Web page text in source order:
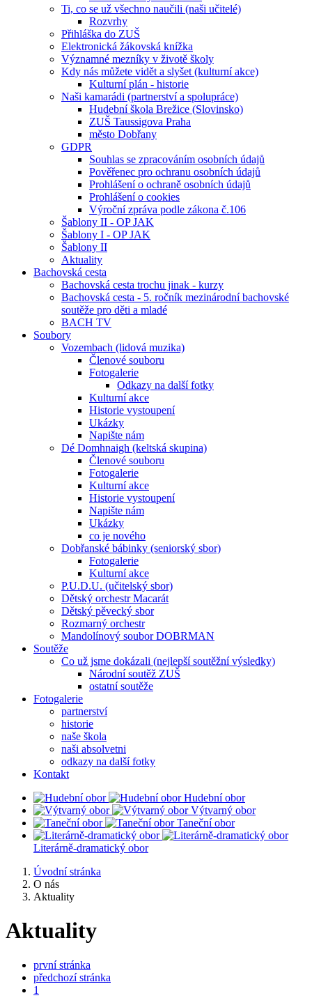
Ti, co se už všechno naučili (naši učitelé)
Rozvrhy
Přihláška do ZUŠ
Elektronická žákovská knížka
Významné mezníky v životě školy
Kdy nás můžete vidět a slyšet (kulturní akce)
Kulturní plán - historie
Naši kamarádi (partnerství a spolupráce)
Hudební škola Brežice (Slovinsko)
ZUŠ Taussigova Praha
město Dobřany
GDPR
Souhlas se zpracováním osobních údajů
Pověřenec pro ochranu osobních údajů
Prohlášení o ochraně osobních údajů
Prohlášení o cookies
Výroční zpráva podle zákona č.106
Šablony II - OP JAK
Šablony I - OP JAK
Šablony II
Aktuality
Bachovská cesta
Bachovská cesta trochu jinak - kurzy
Bachovská cesta - 5. ročník mezinárodní bachovské
soutěže pro děti a mladé
BACH TV
Soubory
Vozembach (lidová muzika)
Členové souboru
Fotogalerie
Odkazy na další fotky
Kulturní akce
Historie vystoupení
Ukázky
Napište nám
Dé Domhnaigh (keltská skupina)
Členové souboru
Fotogalerie
Kulturní akce
Historie vystoupení
Napište nám
Ukázky
co je nového
Dobřanské bábinky (seniorský sbor)
Fotogalerie
Kulturní akce
P.U.D.U. (učitelský sbor)
Dětský orchestr Macarát
Dětský pěvecký sbor
Rozmarný orchestr
Mandolínový soubor DOBRMAN
Soutěže
Co už jsme dokázali (nejlepší soutěžní výsledky)
Národní soutěž ZUŠ
ostatní soutěže
Fotogalerie
partnerství
historie
naše škola
naši absolvetni
odkazy na další fotky
Kontakt
Hudební obor
Výtvarný obor
Taneční obor
Literárně-dramatický obor
Úvodní stránka
O nás
Aktuality
Aktuality
první stránka
předchozí stránka
1